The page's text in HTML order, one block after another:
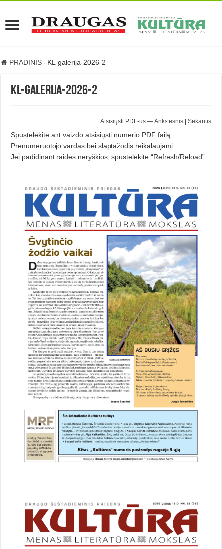
PRADINIS - KL-galerija-2026-2
KL-galerija-2026-2
Atsisiųsti PDF-us—Ankstesnis| Sekantis
Spustelėkite ant vaizdo atsisiųsti numerio PDF failą.
Prenumeruotojo vardas bei slaptažodis reikalaujami.
Jei padidinant raidės neryškios, spustelėkite “Refresh/Reload”.